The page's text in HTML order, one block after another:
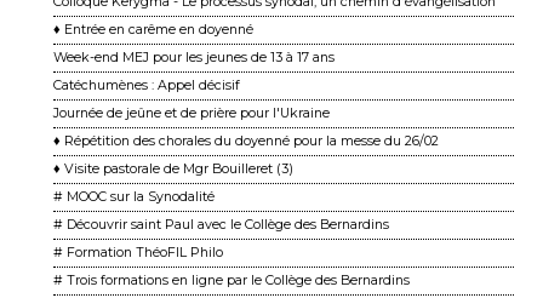
♦ Entrée en carême en doyenné
Week-end MEJ pour les jeunes de 13 à 17 ans
Catéchumènes : Appel décisif
Journée de jeûne et de prière pour l'Ukraine
♦ Répétition des chorales du doyenné pour la messe du 26/02
♦ Visite pastorale de Mgr Bouilleret (3)
# MOOC sur la Synodalité
# Découvrir saint Paul avec le Collège des Bernardins
# Formation ThéoFIL Philo
# Trois formations en ligne par le Collège des Bernardins